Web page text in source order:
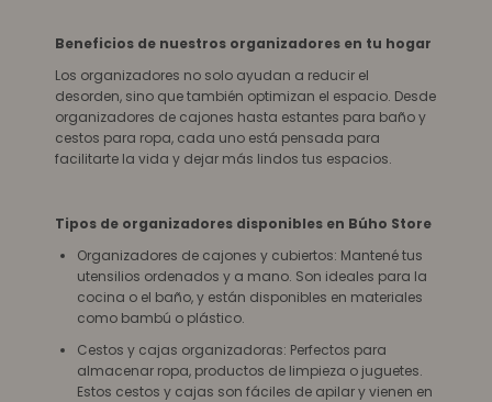
Beneficios de nuestros organizadores en tu hogar
Los organizadores no solo ayudan a reducir el
desorden, sino que también optimizan el espacio. Desde
organizadores de cajones hasta estantes para baño y
cestos para ropa, cada uno está pensada para
facilitarte la vida y dejar más lindos tus espacios.
Tipos de organizadores disponibles en Búho Store
Organizadores de cajones y cubiertos: Mantené tus
utensilios ordenados y a mano. Son ideales para la
cocina o el baño, y están disponibles en materiales
como bambú o plástico.
Cestos y cajas organizadoras: Perfectos para
almacenar ropa, productos de limpieza o juguetes.
Estos cestos y cajas son fáciles de apilar y vienen en